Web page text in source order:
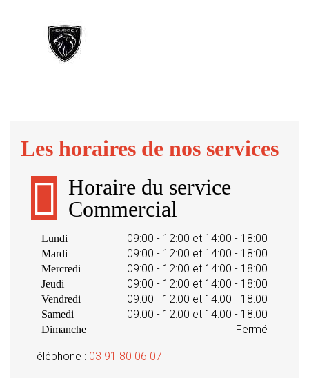
Les horaires de nos services
Horaire du service
Commercial
Lundi 09:00 - 12:00 et 14:00 - 18:00
Mardi 09:00 - 12:00 et 14:00 - 18:00
Mercredi 09:00 - 12:00 et 14:00 - 18:00
Jeudi 09:00 - 12:00 et 14:00 - 18:00
Vendredi 09:00 - 12:00 et 14:00 - 18:00
Samedi 09:00 - 12:00 et 14:00 - 18:00
Dimanche Fermé
Téléphone : 03 91 80 06 07